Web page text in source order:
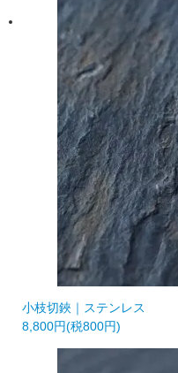
小枝切鋏｜ステンレス
8,800円(税800円)